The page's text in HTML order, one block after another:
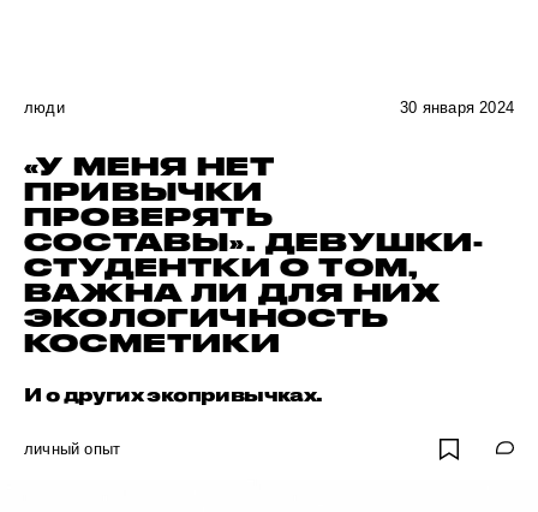
люди 30 января 2024
«У МЕНЯ НЕТ
ПРИВЫЧКИ
ПРОВЕРЯТЬ
СОСТАВЫ». ДЕВУШКИ-
СТУДЕНТКИ О ТОМ,
ВАЖНА ЛИ ДЛЯ НИХ
ЭКОЛОГИЧНОСТЬ
КОСМЕТИКИ
И о других экопривычках.
личный опыт